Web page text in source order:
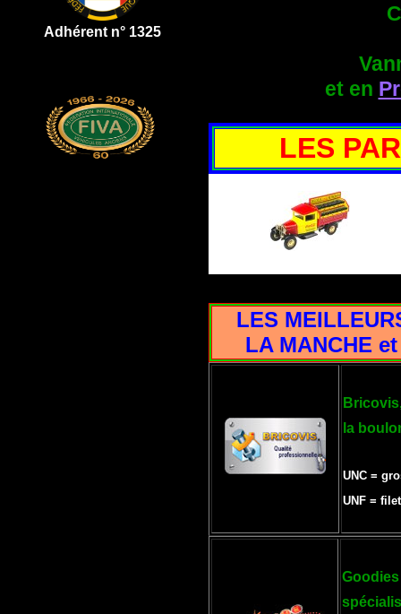
Adhérent n° 1325
et en
LES
LES
LA MANCHE
la
UNC =
UNF =